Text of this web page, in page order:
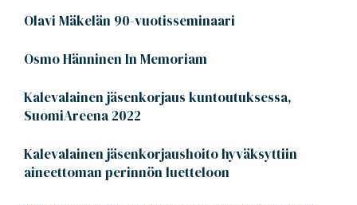
Olavi Mäkelän 90-vuotisseminaari
Osmo Hänninen In Memoriam
Kalevalainen jäsenkorjaus kuntoutuksessa,
SuomiAreena 2022
Kalevalainen jäsenkorjaushoito hyväksyttiin
aineettoman perinnön luetteloon